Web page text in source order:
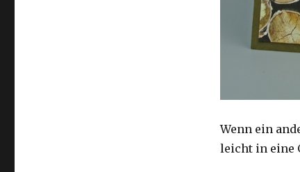
Wenn ein
leicht in eine